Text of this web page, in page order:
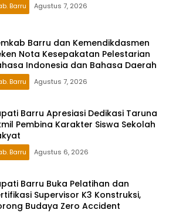
Barru Agustus 7, 2026
Barru dan Kemendikdasmen
Nota Kesepakatan Pelestarian
Indonesia dan Bahasa Daerah
Barru Agustus 7, 2026
Barru Apresiasi Dedikasi Taruna
Pembina Karakter Siswa Sekolah
Barru Agustus 6, 2026
Barru Buka Pelatihan dan
Supervisor K3 Konstruksi,
Budaya Zero Accident